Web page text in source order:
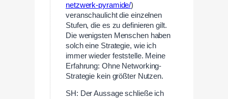
netzwerk-pyramide/)
veranschaulicht die einzelnen
Stufen, die es zu definieren gilt.
Die wenigsten Menschen haben
solch eine Strategie, wie ich
immer wieder feststelle. Meine
Erfahrung: Ohne Networking-
Strategie kein größter Nutzen.
SH: Der Aussage schließe ich